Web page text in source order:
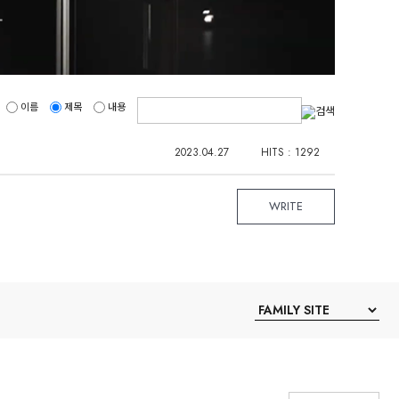
이름 제목 내용
2023.04.27 HITS : 1292
WRITE